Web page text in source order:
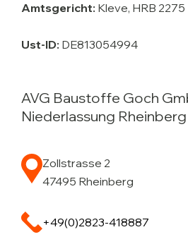
Amtsgericht: Kleve, HRB 2275
Ust-ID: DE813054994
AVG Baustoffe Goch
Niederlassung Rheinberg
Zollstrasse 2
47495 Rheinberg
+49(0)2823-418887